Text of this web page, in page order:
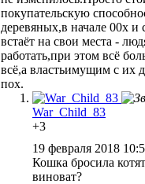
покупательскую
деревяных,в начале 00х и
встаёт на свои места -
работать,при этом всё
всё,а властьимущим с их
пох.
War_Child_83
+3
19 февраля 2018
Кошка бросила
виноват?